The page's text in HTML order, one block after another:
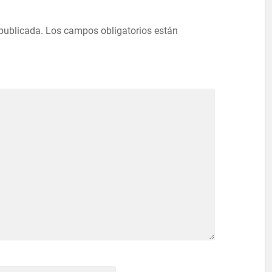
Los campos obligatorios están